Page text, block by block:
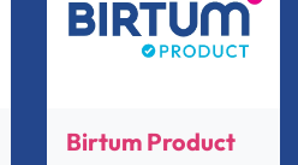
Birtum Product